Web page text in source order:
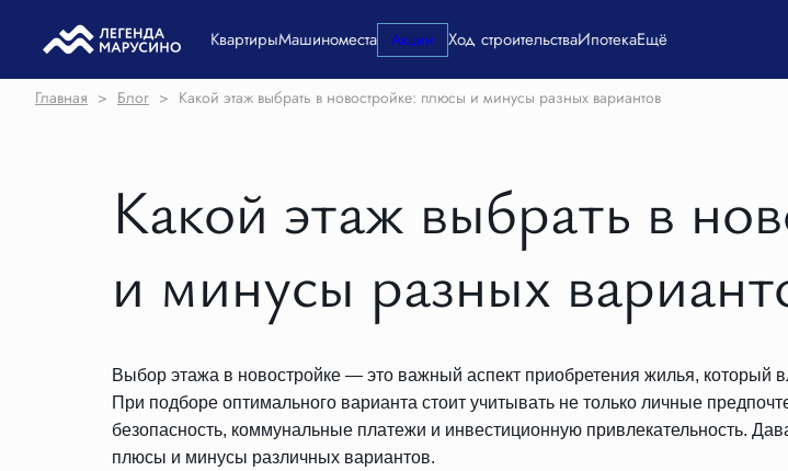
КвартирыМашиноместа Акции Ход строительстваИпотекаЕщё
Главная > Блог > Какой этаж выбрать в новостройке: плюсы и минусы разных вариантов
Какой этаж выбрать в
и минусы разных
Выбор этажа в новостройке — это важный аспект приобретения жилья, который
При подборе оптимального варианта стоит учитывать не только личные
безопасность, коммунальные платежи и инвестиционную привлекательность.
плюсы и минусы различных вариантов.